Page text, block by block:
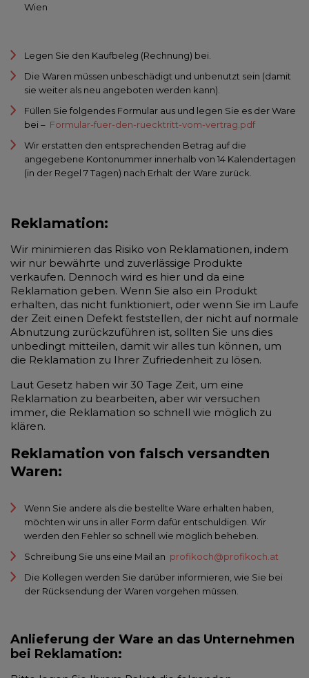
Wien
Legen Sie den Kaufbeleg (Rechnung) bei.
Die Waren müssen unbeschädigt und unbenutzt sein (damit
sie weiter als neu angeboten werden kann).
Füllen Sie folgendes Formular aus und legen Sie es der Ware
bei – Formular-fuer-den-ruecktritt-vom-vertrag.pdf
Wir erstatten den entsprechenden Betrag auf die
angegebene Kontonummer innerhalb von 14 Kalendertagen
(in der Regel 7 Tagen) nach Erhalt der Ware zurück.
Reklamation:
Wir minimieren das Risiko von Reklamationen, indem
wir nur bewährte und zuverlässige Produkte
verkaufen. Dennoch wird es hier und da eine
Reklamation geben. Wenn Sie also ein Produkt
erhalten, das nicht funktioniert, oder wenn Sie im Laufe
der Zeit einen Defekt feststellen, der nicht auf normale
Abnutzung zurückzuführen ist, sollten Sie uns dies
unbedingt mitteilen, damit wir alles tun können, um
die Reklamation zu Ihrer Zufriedenheit zu lösen.
Laut Gesetz haben wir 30 Tage Zeit, um eine
Reklamation zu bearbeiten, aber wir versuchen
immer, die Reklamation so schnell wie möglich zu
klären.
Reklamation von falsch versandten
Waren:
Wenn Sie andere als die bestellte Ware erhalten haben,
möchten wir uns in aller Form dafür entschuldigen. Wir
werden den Fehler so schnell wie möglich beheben.
Schreibung Sie uns eine Mail an profikoch@profikoch.at
Die Kollegen werden Sie darüber informieren, wie Sie bei
der Rücksendung der Waren vorgehen müssen.
Anlieferung der Ware an das Unternehmen
bei Reklamation: